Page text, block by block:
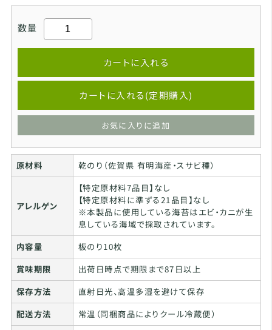
数量
カートに入れる
カートに入れる(定期購入)
お気に入りに追加
原材料 乾のり（佐賀県 有明海産・スサビ種）
アレルゲン
【特定原材料7品目】なし
【特定原材料に準ずる21品目】なし
※本製品に使用している海苔はエビ・カニが生
息している海域で採取されています。
内容量
板のり10枚
賞味期限
出荷日時点で期限まで87日以上
保存方法
直射日光、高温多湿を避けて保存
配送方法
常温（同梱商品によりクール冷蔵便）